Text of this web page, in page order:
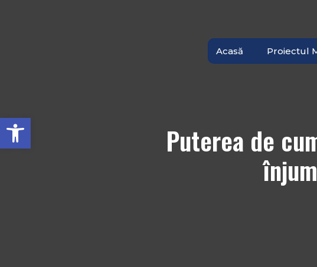
Acasă Proiectul
Puterea de
Deschide bara de unelte